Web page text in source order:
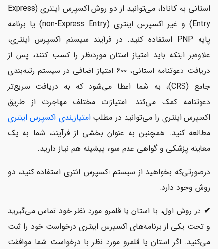
استانی به کانادا، می‌توانید از دو روش اکسپرس اینتری (Express
Entry) و غیر اکسپرس اینتری (non-Express Entry) یا برنامه
پایه PNP استفاده کنید. در فرآیند سیستم اکسپرس اینتری،
علاوه‌بر اینکه باید امتیاز استان موردنظر را کسب کنند، پس از
دریافت دعوتنامه استانی، 600 امتیاز اضافی در سیستم رتبه‌بندی
جامع (CRS)، به شما اعطا می‌شود که به دریافت سریع‌تر
دعوتنامه کمک می‌کند. امتیازات مختلف مهاجرت از طریق
اکسپرس اینتری را می‌توانید در مطلبامتیازبندی اکسپرس اینتری
مطالعه کنید. همچنین به عنوان بخشی از فرآیند، شما به یک
معاینه پزشکی و گواهی عدم سوء پیشینه هم نیاز دارید.
درصورتی‌که بخواهید از سیستم اکسپرس انتری استفاده کنید، دو
روش وجود دارد:
✔ در روش اول، با استان یا قلمرو مورد نظر خود تماس می‌گیرید
و تحت یکی از برنامه‌های اکسپرس اینتری درخواست خود را ثبت
می‌کنید. اگر استان یا قلمرو مورد نظر با درخواست شما موافقت